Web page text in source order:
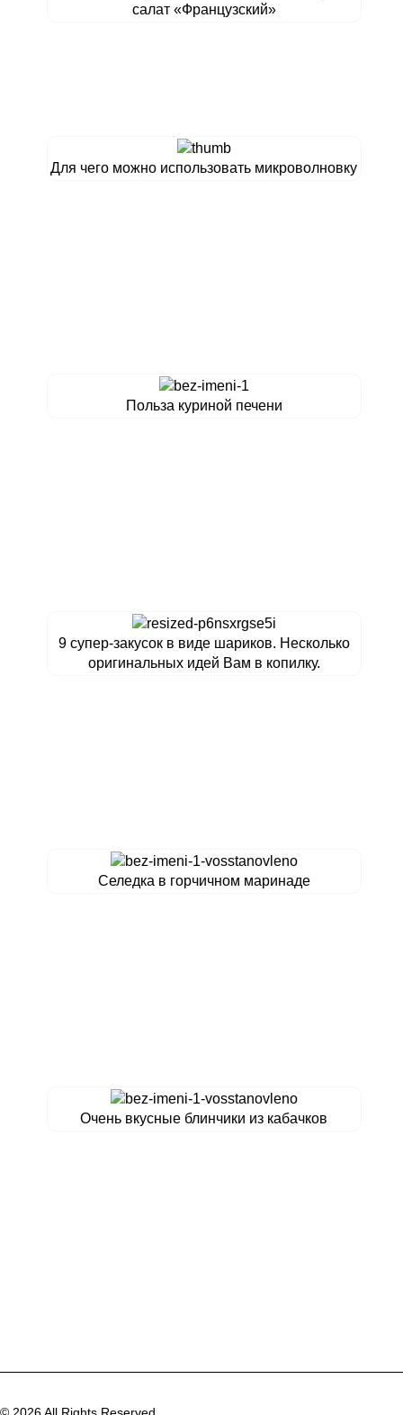
салат «Французский»
Для чего можно использовать микроволновку
Польза куриной печени
9 супер-закусок в виде шариков. Несколько
оригинальных идей Вам в копилку.
Селедка в горчичном маринаде
Очень вкусные блинчики из кабачков